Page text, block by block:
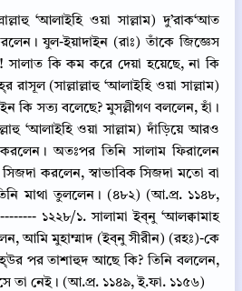
‘আলাইহি ওয়া সাল্লাম) দু’রাক‘আত
যুল-ইয়াদাইন (রাঃ) তাঁকে জিজ্ঞেস
সালাত কি কম করে দেয়া হয়েছে, না কি
(সাল্লাল্লাহু ‘আলাইহি ওয়া সাল্লাম)
কি সত্য বলেছে? মুসল্লীগণ বললেন, হাঁ।
‘আলাইহি ওয়া সাল্লাম) দাঁড়িয়ে আরও
অতঃপর তিনি সালাম ফিরালেন
করলেন, স্বাভাবিক সিজদা মতো বা
মাথা তুললেন। (৪৮২) (আ.প্র. ১১৪৮,
১২২৮/১. সালামা ইব্‌নু ‘আলক্বামাহ
আমি মুহাম্মাদ (ইব্‌নু সীরীন) (রহঃ)-কে
পর তাশাহুদ আছে কি? তিনি বললেন,
তা নেই। (আ.প্র. ১১৪৯, ই.ফা. ১১৫৬)